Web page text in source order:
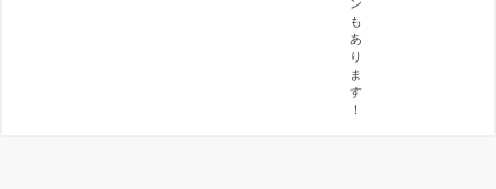
も
あ
り
ま
す
！